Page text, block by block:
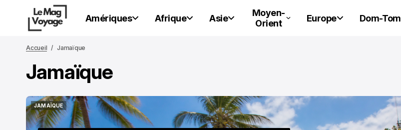
Amériques Afrique Asie
Moyen-
Orient
Europe Dom-Tom
Accueil Jamaïque
Jamaïque
JAMAÏQUE
JAMAÏQUE